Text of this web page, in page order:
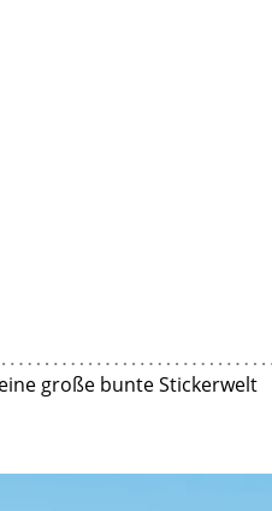
große bunte Stickerwelt